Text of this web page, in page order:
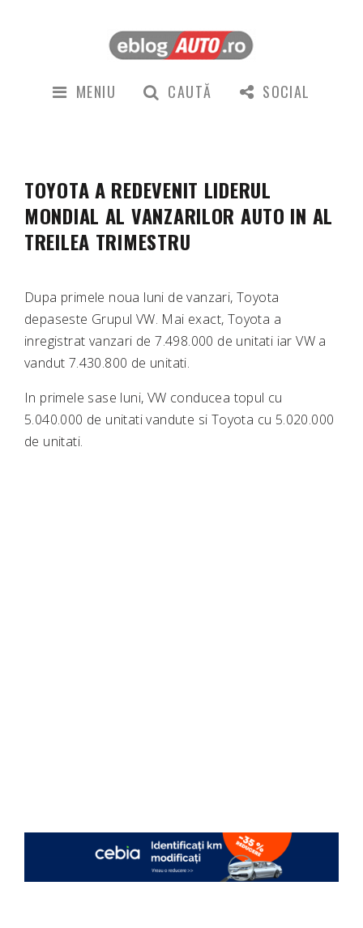
MENIU CAUTĂ SOCIAL
TOYOTA A REDEVENIT LIDERUL
MONDIAL AL VANZARILOR AUTO IN AL
TREILEA TRIMESTRU
Dupa primele noua luni de vanzari, Toyota
depaseste Grupul VW. Mai exact, Toyota a
inregistrat vanzari de 7.498.000 de unitati iar VW a
vandut 7.430.800 de unitati.
In primele sase luni, VW conducea topul cu
5.040.000 de unitati vandute si Toyota cu 5.020.000
de unitati.